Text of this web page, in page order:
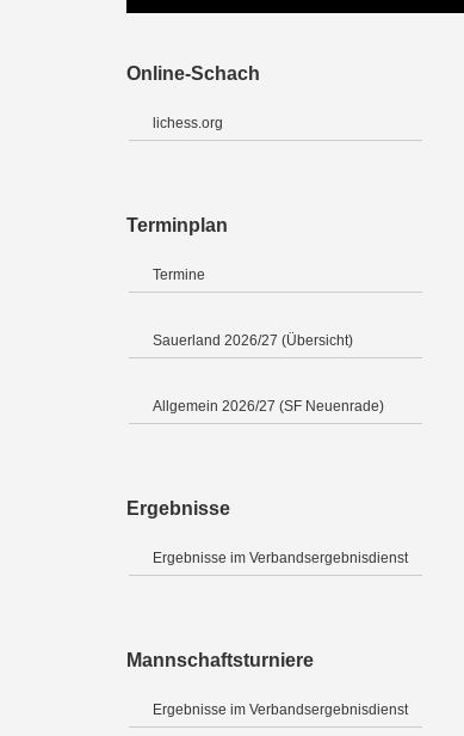
Online-Schach
lichess.org
Terminplan
Termine
Sauerland 2026/27 (Übersicht)
Allgemein 2026/27 (SF Neuenrade)
Ergebnisse
Ergebnisse im Verbandsergebnisdienst
Mannschaftsturniere
Ergebnisse im Verbandsergebnisdienst